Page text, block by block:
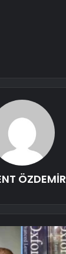
ÖZDEMİR